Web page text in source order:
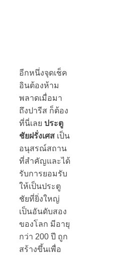
อีกหนึ่งจุดเช็ค
อินต้องห้าม
พลาดเมื่อมา
ถึงปารีส ก็ต้อง
ที่นี่เลย ประตู
ชัยฝรั่งเศส เป็น
อนุสรณ์สถาน
ที่สำคัญและได้
รับการยอมรับ
ให้เป็นประตู
ชัยที่ยิ่งใหญ่
เป็นอันดับสอง
ของโลก มีอายุ
กว่า 200 ปี ถูก
สร้างขึ้นเพื่อ